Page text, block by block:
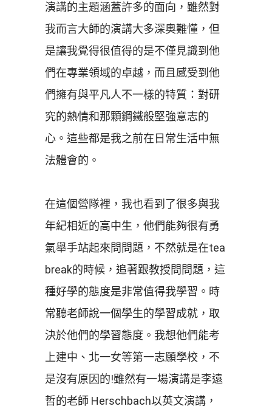
演講的主題涵蓋許多的面向，雖然對
我而言大師的演講大多深奧難懂，但
是讓我覺得很值得的是不僅見識到他
們在專業領域的卓越，而且感受到他
們擁有與平凡人不一樣的特質：對研
究的熱情和那顆鋼鐵般堅強意志的
心。這些都是我之前在日常生活中無
法體會的。
在這個營隊裡，我也看到了很多與我
年紀相近的高中生，他們能夠很有勇
氣舉手站起來問問題，不然就是在tea
break的時候，追著跟教授問問題，這
種好學的態度是非常值得我學習。時
常聽老師說一個學生的學習成就，取
決於他們的學習態度。我想他們能考
上建中、北一女等第一志願學校，不
是沒有原因的!雖然有一場演講是李遠
哲的老師 Herschbach以英文演講，